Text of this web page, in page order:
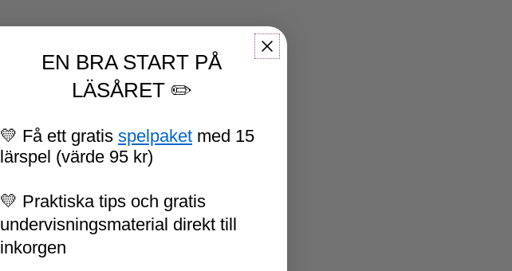
EN BRA START PÅ
LÄSÅRET ✏️
💛 Få ett gratis spelpaket med 15
lärspel (värde 95 kr)
💛 Praktiska tips och gratis
undervisningsmaterial direkt till
inkorgen